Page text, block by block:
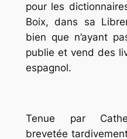
pour les
Boix, dans sa
bien que n’ayant
publie et vend des
espagnol.
Tenue par
brevetée